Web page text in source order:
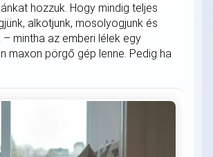
hozzuk. Hogy mindig teljes
alkotjunk, mosolyogjunk és
– mintha az emberi lélek egy
maxon pörgő gép lenne. Pedig ha